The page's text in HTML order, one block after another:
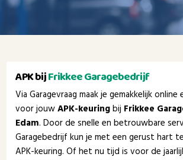
APK bijFrikkee Garagebedrijf
Via Garagevraag maak je gemakkelijk online
voor jouwAPK-keuringbij Frikkee
Edam. Door de snelle en betrouwbare
Garagebedrijf kun je met een gerust hart
APK-keuring. Of het nu tijd is voor de